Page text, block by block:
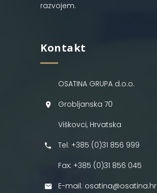
razvojem.
Kontakt
OSATINA GRUPA d.o.o.
Grobljanska 70
Viškovci, Hrvatska
Tel: +385 (0)31 856 999
Fax: +385 (0)31 856 045
E-mail: osatina@osatina.hr